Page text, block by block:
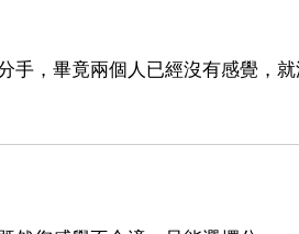
手，畢竟兩個人已經沒有感覺，